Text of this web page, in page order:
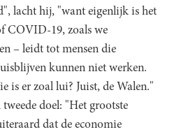
lacht hij, "want eigenlijk is het
COVID-19, zoals we
– leidt tot mensen die
kunnen niet werken.
is er zoal lui? Juist, de Walen."
tweede doel: "Het grootste
dat de economie